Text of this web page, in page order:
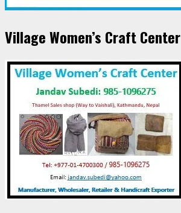
Village Women’s Craft Center